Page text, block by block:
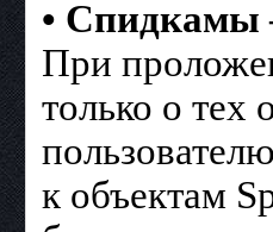
•
При
только о тех
к объектам